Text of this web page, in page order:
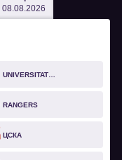
08.08.2026
UNIVERSITATEA CRAIOVA
RANGERS
ЦСКА